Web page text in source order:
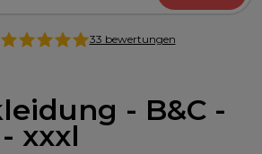
33 bewertungen
- B&C -
xxxl